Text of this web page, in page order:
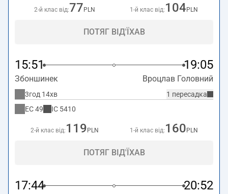
2-й клас від:77 PLN 1-й клас від: 104 PLN
ПОТЯГ ВІД'ЇХАВ
15:51 19:05
Збоншинек Вроцлав Головний
1 пересадка
3год 14хв
EC49 IC 5410
2-й клас від: 119 PLN 1-й клас від: 160 PLN
ПОТЯГ ВІД'ЇХАВ
17:44 20:52